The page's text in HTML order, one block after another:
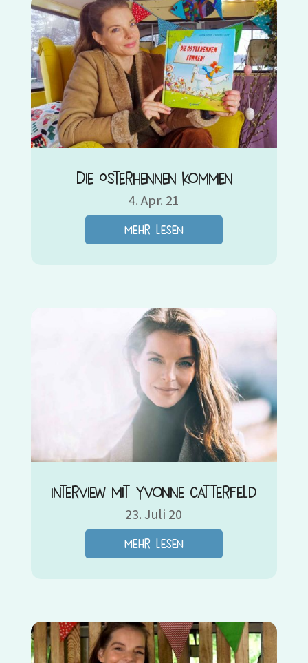
Die Osterhennen kommen
4. Apr. 21
mehr lesen
Interview mit Yvonne Catterfeld
23. Juli 20
mehr lesen